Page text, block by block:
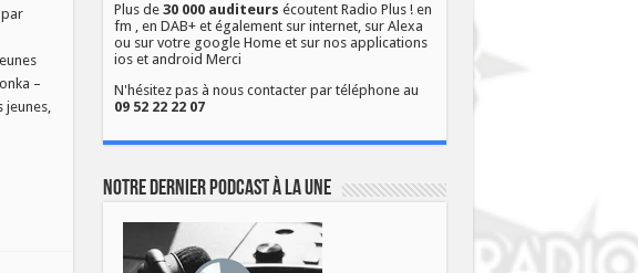
–
Plus de 30 000 auditeurs écoutent Radio Plus ! en
fm , en DAB+ et également sur internet, sur Alexa
ou sur votre google Home et sur nos applications
ios et android Merci
N'hésitez pas à nous contacter par téléphone au
09 52 22 22 07
Notre dernier podcast à la une